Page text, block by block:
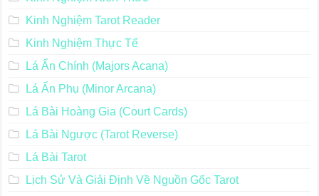
Kinh Nghiệm Tarot Reader
Kinh Nghiệm Thực Tế
Lá Ẩn Chính (Majors Acana)
Lá Ẩn Phụ (Minor Arcana)
Lá Bài Hoàng Gia (Court Cards)
Lá Bài Ngược (Tarot Reverse)
Lá Bài Tarot
Lịch Sử Và Giải Định Về Nguồn Gốc Tarot